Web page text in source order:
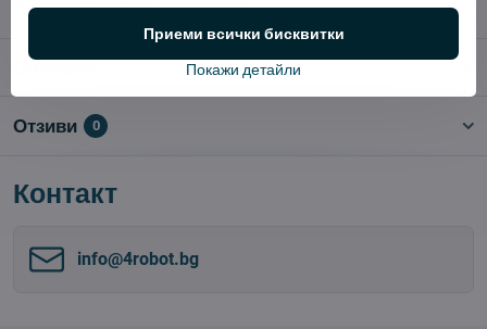
✅ 14 дни политика за връщане
Отзиви 0
Контакт
info​@4robot​.bg
Покажи детайли
Приеми всички бисквитки